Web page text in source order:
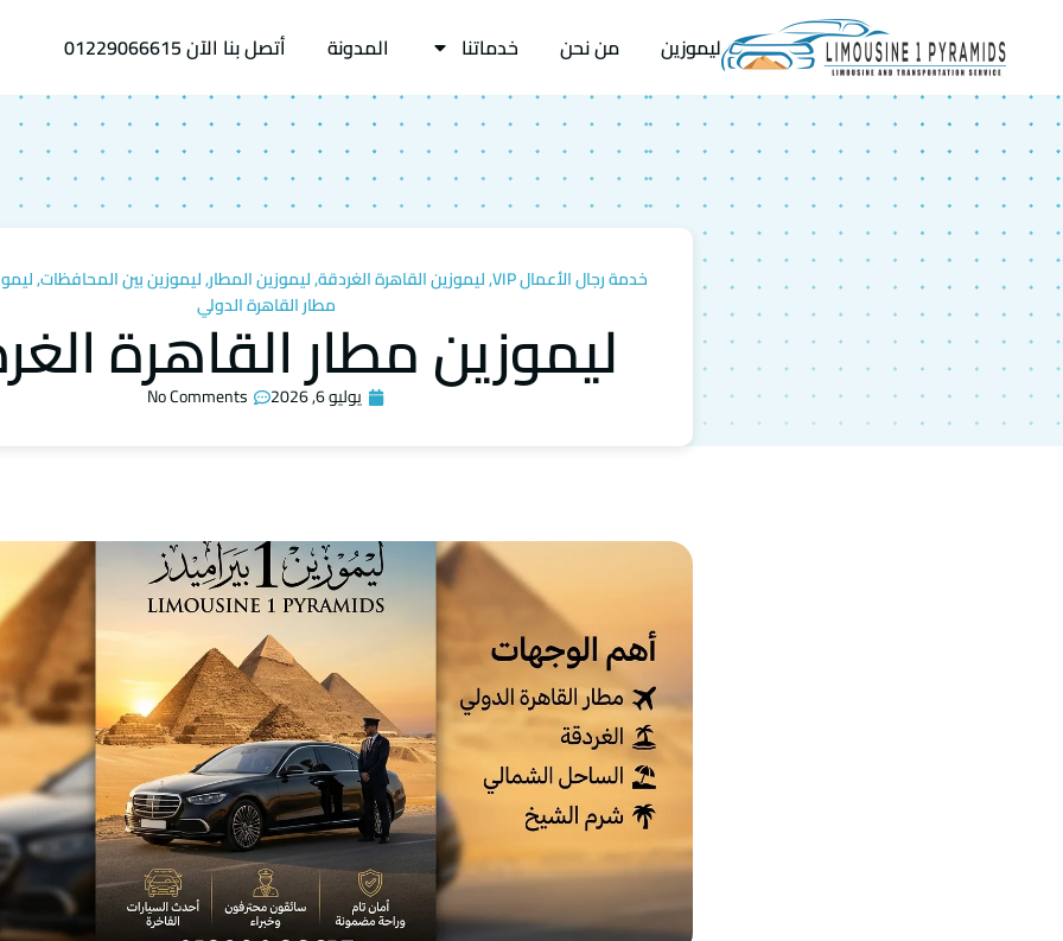
ليموزين من نحن خدماتنا المدونة أتصل بنا الآن 01229066615
خدمة رجال الأعمال VIP ,ليموزين القاهرة الغردقة,ليموزين المطار,ليموزين بين المحافظات,
مطار القاهرة الدولي
ليموزين مطار القاهرة
يوليو 6, 2026 No Comments